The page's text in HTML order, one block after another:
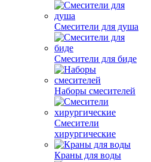
Смесители для душа
Смесители для биде
Наборы смесителей
Смесители
хирургические
Краны для воды